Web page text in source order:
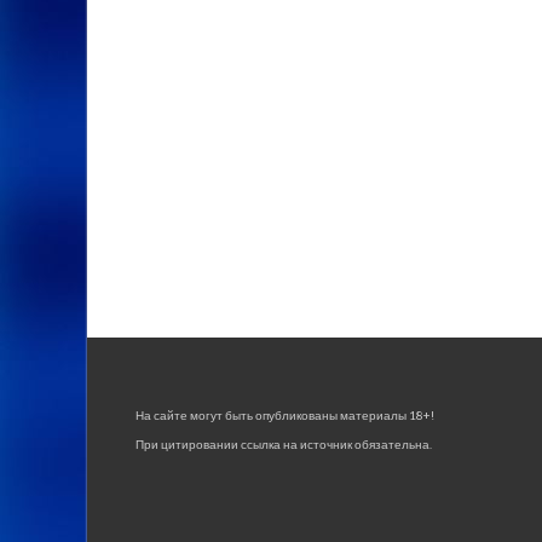
На сайте могут быть опубликованы материалы 18+!
При цитировании ссылка на источник обязательна.